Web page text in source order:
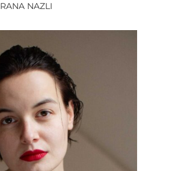
RANA NAZLI